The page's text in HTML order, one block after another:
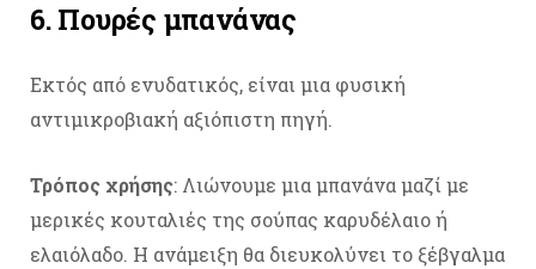
6. Πουρές μπανάνας
Εκτός από ενυδατικός, είναι μια φυσική
αντιμικροβιακή αξιόπιστη πηγή.
Τρόπος χρήσης: Λιώνουμε μια μπανάνα μαζί με
μερικές κουταλιές της σούπας καρυδέλαιο ή
ελαιόλαδο. Η ανάμειξη θα διευκολύνει το ξέβγαλμα